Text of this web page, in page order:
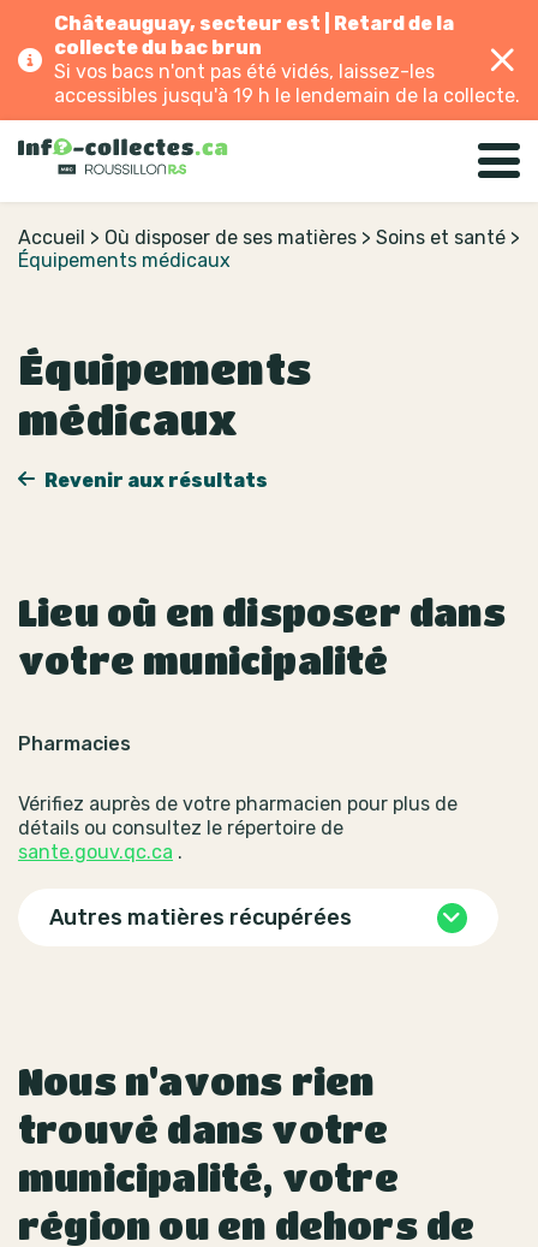
Châteauguay, secteur est | Retard de la
collecte du bac brun
Si vos bacs n'ont pas été vidés, laissez-les
accessibles jusqu'à 19 h le lendemain de la collecte.
Accueil > Où disposer de ses matières > Soins et santé >
Équipements médicaux
Équipements
médicaux
Revenir aux résultats
Lieu où en disposer dans
votre municipalité
Pharmacies
Vérifiez auprès de votre pharmacien pour plus de
détails ou consultez le répertoire de
sante.gouv.qc.ca .
Autres matières récupérées
Nous n'avons rien
trouvé dans votre
municipalité, votre
région ou en dehors de